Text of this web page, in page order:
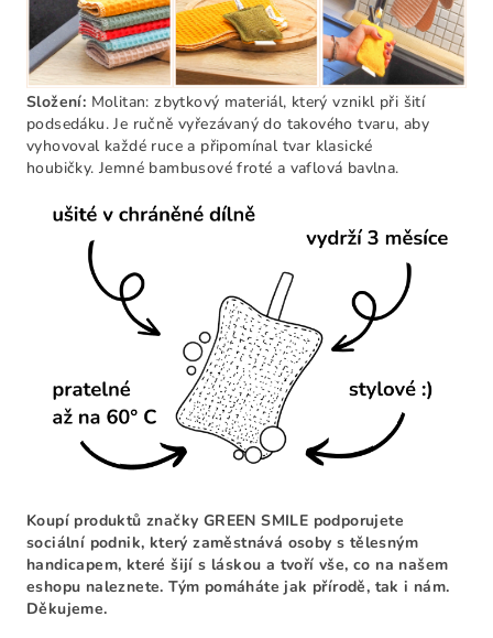
Složení: Molitan: zbytkový materiál, který vznikl při šití
podsedáku. Je ručně vyřezávaný do takového tvaru, aby
vyhovoval každé ruce a připomínal tvar klasické
houbičky.Jemné bambusové froté a vaflová bavlna.
Koupí produktů značky GREEN SMILE podporujete
sociální podnik, který zaměstnává osoby s tělesným
handicapem, které šijí s láskou a tvoří vše, co na našem
eshopu naleznete. Tým pomáháte jak přírodě, tak i nám.
Děkujeme.